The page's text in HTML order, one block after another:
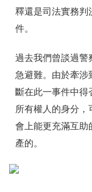
釋還是司法實務判
件。
過去我們曾談過警
急避難。由於牽涉
斷在此一事件中得
所有權人的身分
會上能更充滿互助
產的。